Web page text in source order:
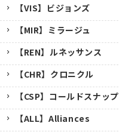
【VIS】ビジョンズ
【MIR】ミラージュ
【REN】ルネッサンス
【CHR】クロニクル
【CSP】コールドスナップ
【ALL】Alliances